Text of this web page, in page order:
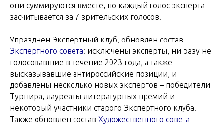
они суммируются вместе, но каждый голос эксперта
засчитывается за 7 зрительских голосов.
Упразднен Экспертный клуб, обновлен состав
Экспертного совета: исключены эксперты, ни разу не
голосовавшие в течение 2023 года, а также
высказывавшие антироссийские позиции, и
добавлены несколько новых экспертов – победители
Турнира, лауреаты литературных премий и
некоторый участники старого Экспертного клуба.
Также обновлен состав Художественного совета –